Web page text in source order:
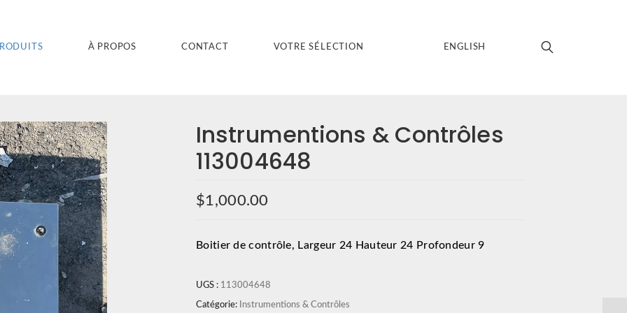
À PROPOS CONTACT VOTRE SÉLECTION ENGLISH
Instrumentions & Contrôles
113004648
$1,000.00
Boitier de contrôle, Largeur 24 Hauteur 24 Profondeur 9
UGS : 113004648
Catégorie: Instrumentions & Contrôles